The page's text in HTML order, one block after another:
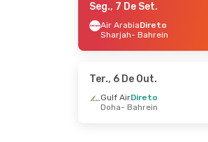
- Dom., 4 De Out.
1 Escala
- Bahrein
- Sex., 18 De Set.
Seg., 7 De Set.
Air ArabiaDireto
Sharjah- Bahrein
Ter., 6 De Out.
Gulf AirDireto
Doha- Bahrein